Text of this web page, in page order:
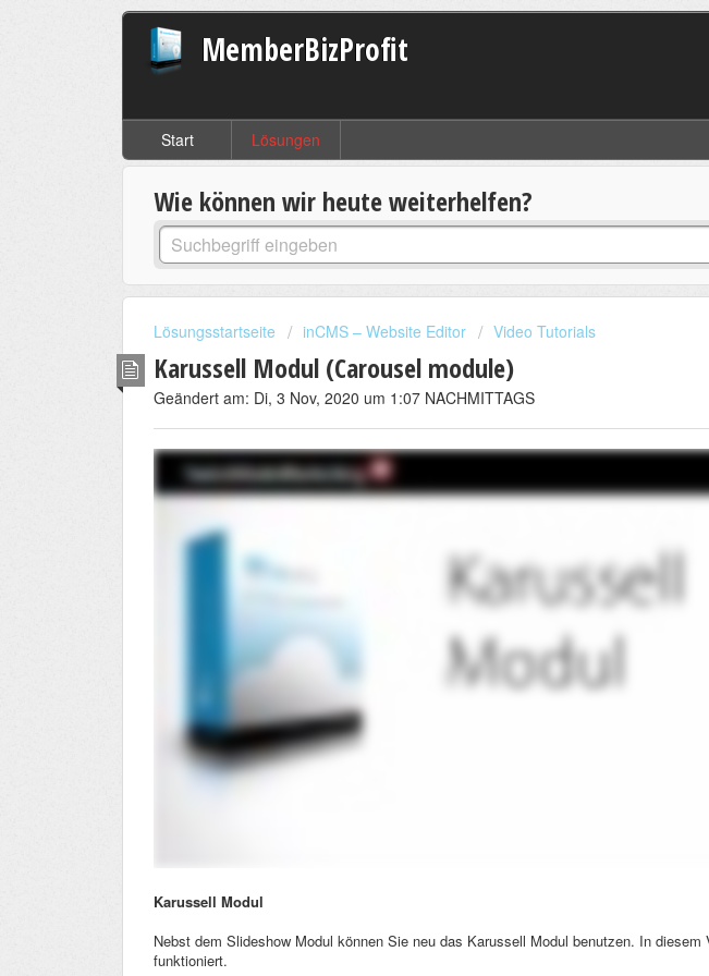
MemberBizProfit
Start Lösungen
Wie können wir heute weiterhelfen?
Lösungsstartseite inCMS – Website Editor Video Tutorials
Karussell Modul (Carousel module)
Geändert am: Di, 3 Nov, 2020 um 1:07 NACHMITTAGS
Karussell Modul
Nebst dem Slideshow Modul können Sie neu das Karussell Modul benutzen. In diesem
funktioniert.